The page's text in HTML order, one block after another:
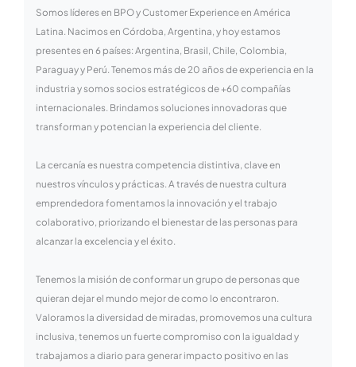
Somos líderes en BPO y Customer Experience en América
Latina. Nacimos en Córdoba, Argentina, y hoy estamos
presentes en 6 países: Argentina, Brasil, Chile, Colombia,
Paraguay y Perú. Tenemos más de 20 años de experiencia en la
industria y somos socios estratégicos de +60 compañías
internacionales. Brindamos soluciones innovadoras que
transforman y potencian la experiencia del cliente.
La cercanía es nuestra competencia distintiva, clave en
nuestros vínculos y prácticas. A través de nuestra cultura
emprendedora fomentamos la innovación y el trabajo
colaborativo, priorizando el bienestar de las personas para
alcanzar la excelencia y el éxito.
Tenemos la misión de conformar un grupo de personas que
quieran dejar el mundo mejor de como lo encontraron.
Valoramos la diversidad de miradas, promovemos una cultura
inclusiva, tenemos un fuerte compromiso con la igualdad y
trabajamos a diario para generar impacto positivo en las